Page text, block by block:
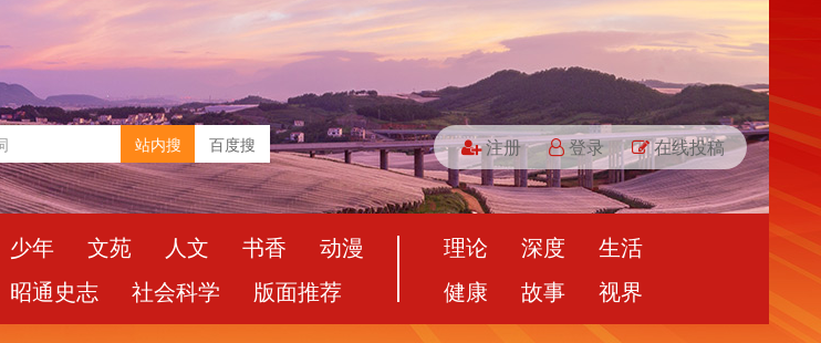
站内搜 百度搜 注册 登录 在线投稿
少年 文苑 人文 书香
动漫
昭通史志
社会科学 版面推荐
理论 深度
生活
健康
故事 视界